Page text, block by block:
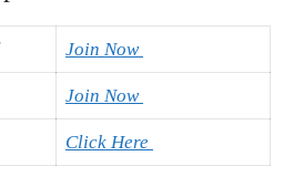
Join Now
Join Now
Click Here